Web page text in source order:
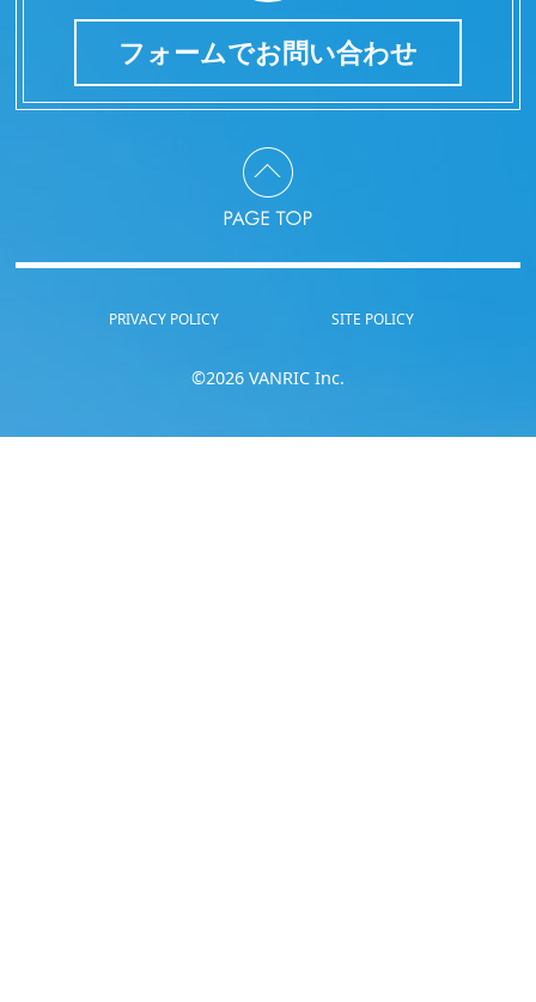
フォームでお問い合わせ
PRIVACY POLICY SITE POLICY
©2026 VANRIC Inc.